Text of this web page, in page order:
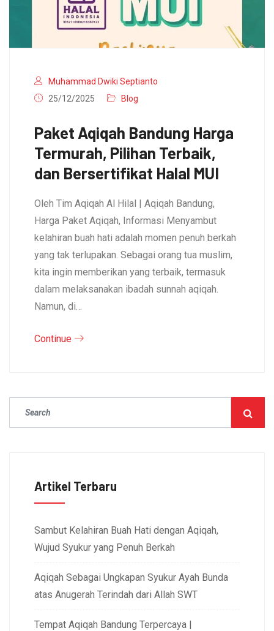
Muhammad Dwiki Septianto
25/12/2025
Blog
Paket Aqiqah Bandung Harga
Termurah, Pilihan Terbaik,
dan Bersertifikat Halal MUI
Oleh Tim Aqiqah Al Hilal | Aqiqah Bandung,
Harga Paket Aqiqah, Informasi Menyambut
kelahiran buah hati adalah momen penuh berkah
yang tak terlupakan. Sebagai orang tua muslim,
kita ingin memberikan yang terbaik, termasuk
dalam melaksanakan ibadah sunnah aqiqah.
Namun, di…
Continue
Artikel Terbaru
Sambut Kelahiran Buah Hati dengan Aqiqah,
Wujud Syukur yang Penuh Berkah
Aqiqah Sebagai Ungkapan Syukur Ayah Bunda
atas Anugerah Terindah dari Allah SWT
Tempat Aqiqah Bandung Terpercaya |